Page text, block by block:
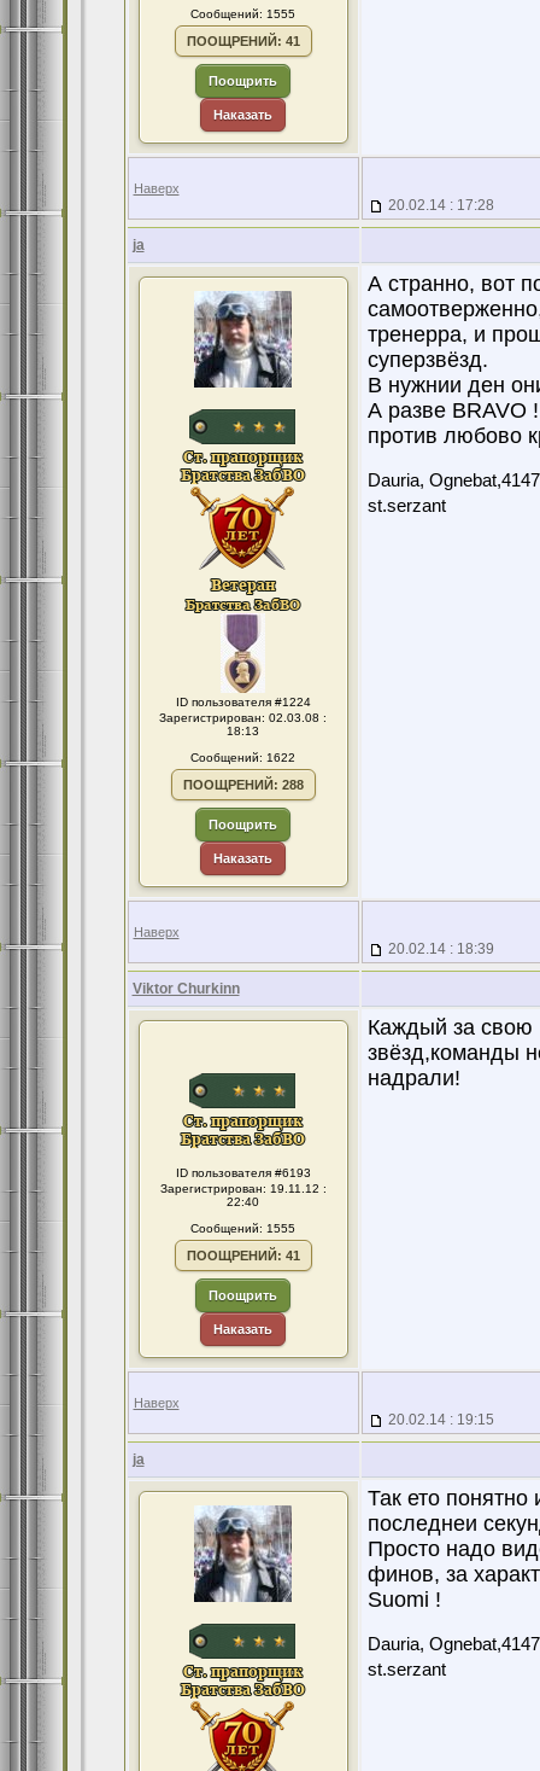
Сообщений: 1555
ПООЩРЕНИЙ: 41
Поощрить
Наказать
Наверх
20.02.14 : 17:28
ja
ID пользователя #1224
Зарегистрирован: 02.03.08 :
18:13
Сообщений: 1622
ПООЩРЕНИЙ: 288
Поощрить
Наказать
А странно, вот
тренерра, и
суперзвёзд.
В нужнии ден
А разве BRAVO
против любово
Dauria,
st.serzant
Наверх
20.02.14 : 18:39
Viktor Churkinn
ID пользователя #6193
Зарегистрирован: 19.11.12 :
22:40
Сообщений: 1555
ПООЩРЕНИЙ: 41
Поощрить
Наказать
Каждый за свою
звёзд,команды
надрали!
Наверх
20.02.14 : 19:15
ja
Так ето
последнеи
Просто надо
финов, за
Suomi !
Dauria,
st.serzant